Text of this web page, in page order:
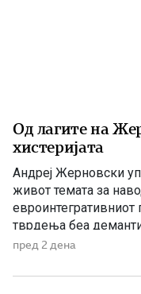
Од лагите на
хистеријата
Андреј Жерновски
живот темата за
евроинтегративниот
тврдења беа
Како што им пукна
конструкција – дека
пред 2 дена